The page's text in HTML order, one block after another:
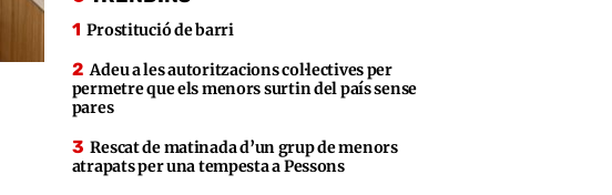
Prostitució de barri
Adeu a les autoritzacions col·lectives per
permetre que els menors surtin del país sense
pares
Rescat de matinada d’un grup de menors
atrapats per una tempesta a Pessons